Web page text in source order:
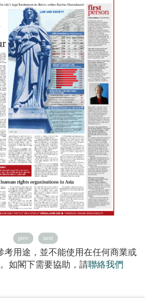
prev next
考用途，並不能使用在任何商業或
如閣下需要協助，請聯絡我們